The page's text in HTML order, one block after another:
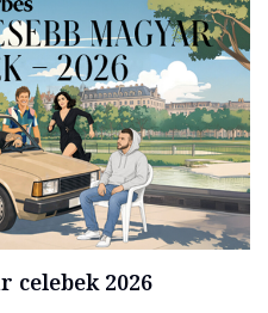
celebek 2026